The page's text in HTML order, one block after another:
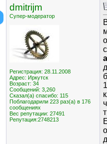
dmitrijm
Супер-модератор
Регистрация: 28.11.2008
Адрес: Иркутск
Возраст: 34
Сообщений: 3,260
Сказал(а) спасибо: 115
Поблагодарили 223 раз(а) в 176
сообщениях
Вес репутации: 27491
Репутация:2748213